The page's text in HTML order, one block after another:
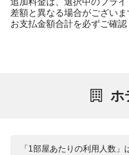
差額と異なる場合がござい
お支払金額合計を必ずご確認
ホ
「1部屋あたりの利用人数